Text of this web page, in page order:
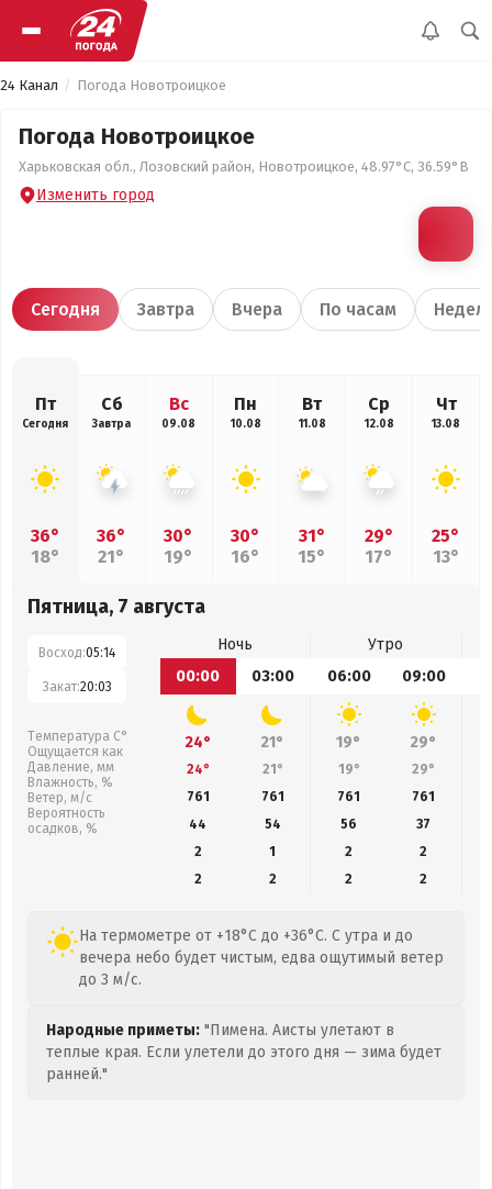
24 Канал Погода Новотроицкое
Погода Новотроицкое
Харьковская обл., Лозовский район, Новотроицкое, 48.97°С, 36.59°В
Изменить город
Сегодня Завтра Вчера По часам
Пт
Сегодня
36°
18°
Сб
Завтра
36°
21°
Вс
09.08
30°
19°
Пн
10.08
30°
16°
Вт
11.08
31°
15°
Ср
12.08
29°
17°
Чт
13.08
25°
13°
Пятница, 7 августа
Восход:05:14
Закат:20:03
Температура С°
Ощущается как
Давление, мм
Влажность, %
Ветер, м/с
Вероятность
осадков, %
Ночь
Утро
00:00
03:00 06:00 09:00
24° 21° 19° 29°
24° 21° 19° 29°
761
761 761 761
44
54 56 37
2
1 2
2
2
2 2 2
На термометре от +18°C до +36°C. С утра и до
вечера небо будет чистым, едва ощутимый ветер
до 3 м/с.
Народные приметы: "Пимена. Аисты улетают в
теплые края. Если улетели до этого дня — зима будет
ранней."